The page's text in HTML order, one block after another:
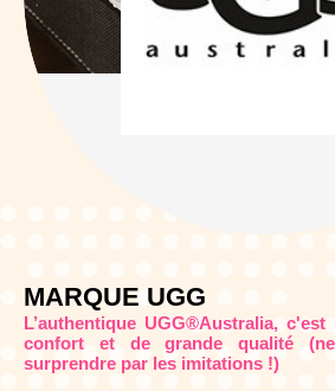
MARQUE UGG
L’authentique UGG®Australia,
confort et de grande qualité
surprendre par les imitations !)